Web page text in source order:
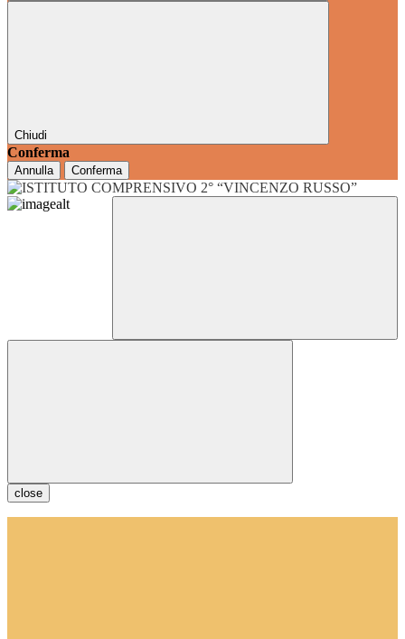
Chiudi
Conferma
Annulla Conferma
close